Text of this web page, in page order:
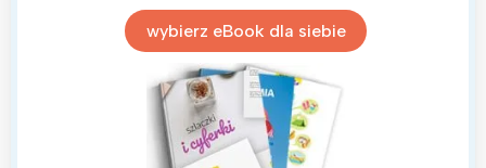
wybierz eBook dla siebie